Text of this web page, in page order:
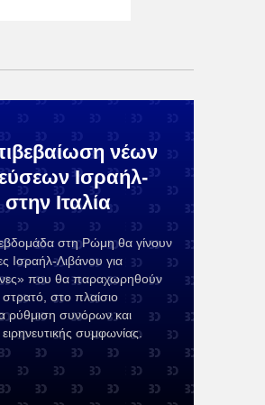
νέων
Ισραήλ-
Ιταλία
στη Ρώμη θα γίνουν
Ισραήλ-Λιβάνου για
που θα παραχωρηθούν
στρατό, στο πλαίσιο
ρύθμιση συνόρων και
συμφωνίας.